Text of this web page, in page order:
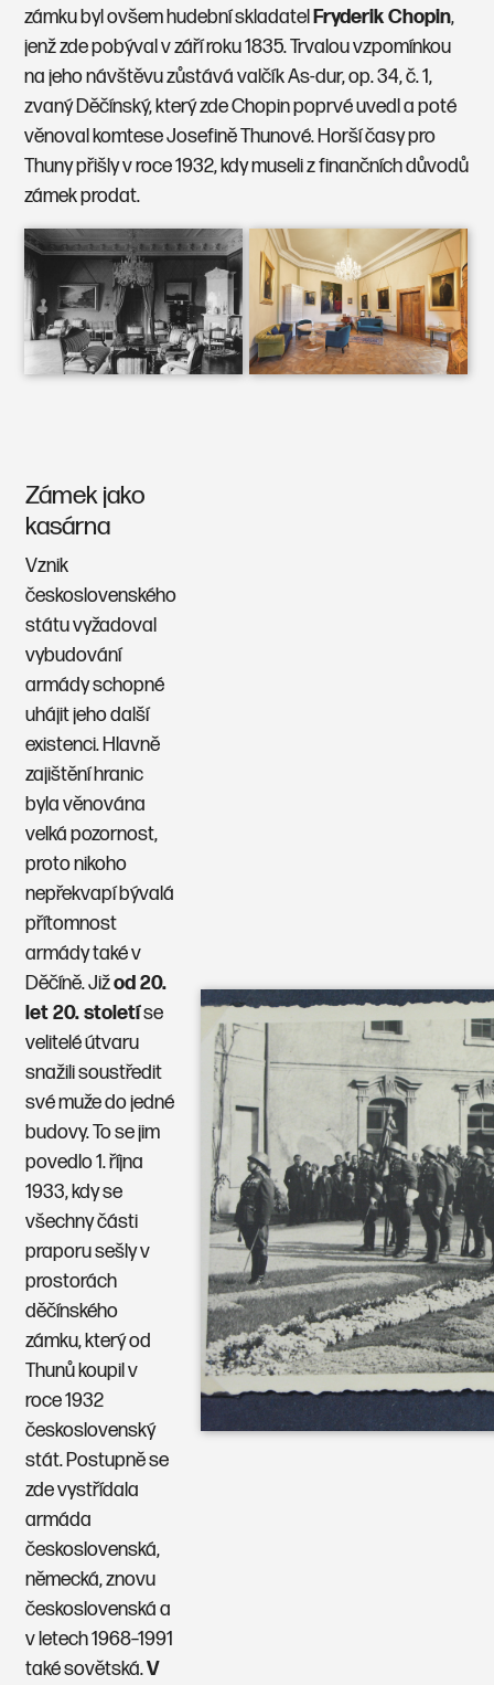
zámku byl ovšem hudební skladatel Fryderik Chopin,
jenž zde pobýval v září roku 1835. Trvalou vzpomínkou
na jeho návštěvu zůstává valčík As-dur, op. 34, č. 1,
zvaný Děčínský, který zde Chopin poprvé uvedl a poté
věnoval komtese Josefině Thunové. Horší časy pro
Thuny přišly v roce 1932, kdy museli z finančních důvodů
zámek prodat.
Zámek jako
kasárna
Vznik
československého
státu vyžadoval
vybudování
armády schopné
uhájit jeho další
existenci. Hlavně
zajištění hranic
byla věnována
velká pozornost,
proto nikoho
nepřekvapí bývalá
přítomnost
armády také v
Děčíně. Jižod 20.
let 20. stoletíse
velitelé útvaru
snažili soustředit
své muže do jedné
budovy. To se jim
povedlo 1. října
1933, kdy se
všechny části
praporu sešly v
prostorách
děčínského
zámku, který od
Thunů koupil v
roce 1932
československý
stát. Postupně se
zde vystřídala
armáda
československá,
německá, znovu
československá a
v letech 1968–1991
také sovětská.V